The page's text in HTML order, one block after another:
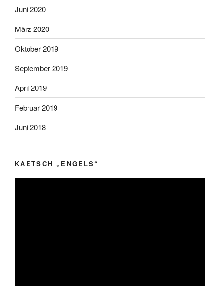
Juni 2020
März 2020
Oktober 2019
September 2019
April 2019
Februar 2019
Juni 2018
KAETSCH „ENGELS“